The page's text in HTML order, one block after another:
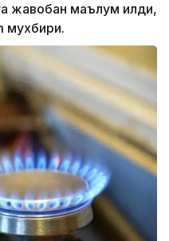
жавобан маълум қилди,
мухбири.